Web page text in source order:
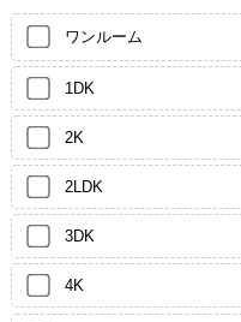
ワンルーム
1DK
2K
2LDK
3DK
4K